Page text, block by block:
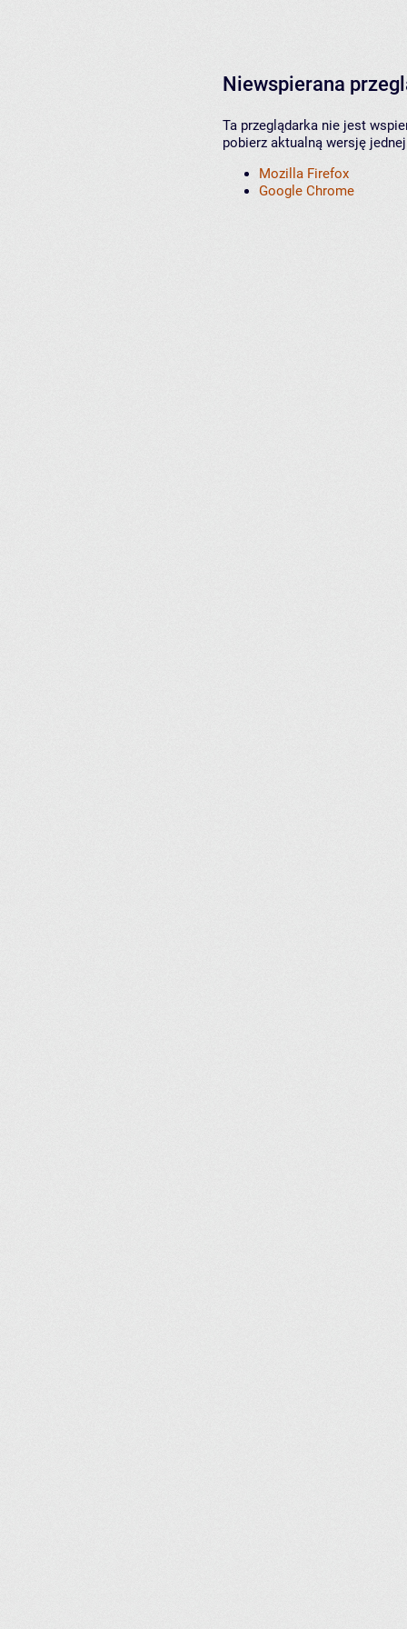
Niewspierana
Ta przeglądarka nie jest
pobierz aktualną wersję
Mozilla Firefox
Google Chrome